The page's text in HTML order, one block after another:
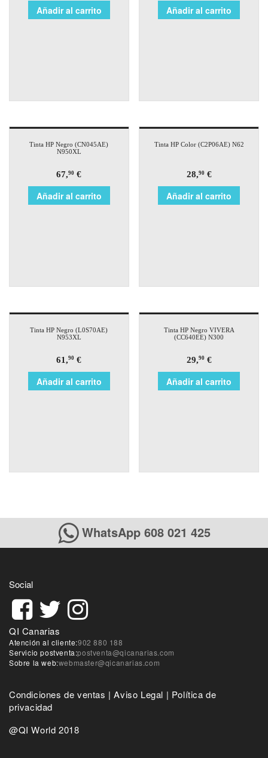
Añadir al carrito Añadir al carrito
Tinta HP Negro (CN045AE)
N950XL
67,90 €
Añadir al carrito
Tinta HP Color (C2P06AE) N62
28,90€
Añadir al carrito
Tinta HP Negro (L0S70AE)
N953XL
61,90 €
Añadir al carrito
Tinta HP Negro VIVERA
(CC640EE) N300
29,90€
Añadir al carrito
WhatsApp 608 021 425
Social
QI Canarias
Atención al cliente:902 880 188
Servicio postventa:postventa@qicanarias.com
Sobre la web:webmaster@qicanarias.com
Condiciones de ventas |Aviso Legal | Política de
privacidad
@QI World 2018